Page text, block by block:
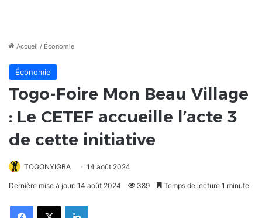
Accueil / Économie
Économie
Togo-Foire Mon Beau Village
: Le CETEF accueille l’acte 3
de cette initiative
TOGONYIGBA 14 août 2024
Dernière mise à jour: 14 août 2024 389 Temps de lecture 1 minute
FacebookX Linkedin